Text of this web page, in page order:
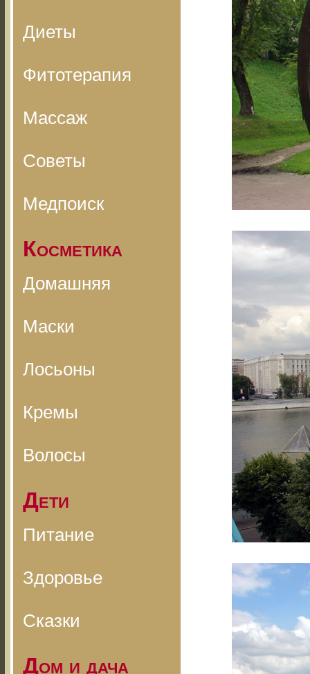
Диеты
Фитотерапия
Массаж
Советы
Медпоиск
Косметика
Домашняя
Маски
Лосьоны
Кремы
Волосы
Дети
Питание
Здоровье
Сказки
Дом и дача